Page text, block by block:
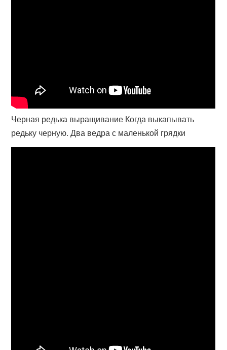
Черная редька выращивание Когда выкапывать
редьку черную. Два ведра с маленькой грядки